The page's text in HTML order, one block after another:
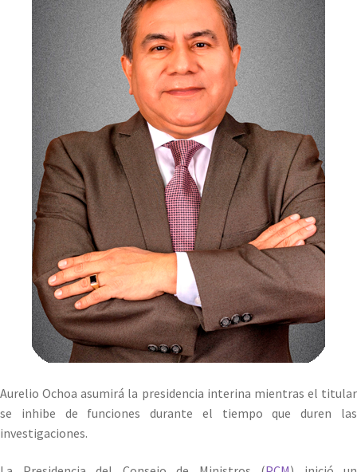
Aurelio Ochoa asumirá la presidencia interina mientras el titular
se inhibe de funciones durante el tiempo que duren las
investigaciones.